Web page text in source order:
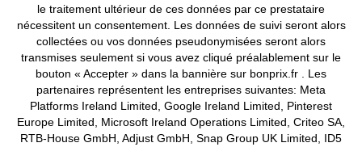
Deutsch Français
le traitement ultérieur de ces données par ce prestataire
nécessitent un consentement. Les données de suivi seront alors
collectées ou vos données pseudonymisées seront alors
transmises seulement si vous avez cliqué préalablement sur le
bouton « Accepter » dans la bannière sur bonprix.fr . Les
partenaires représentent les entreprises suivantes: Meta
Platforms Ireland Limited, Google Ireland Limited, Pinterest
Europe Limited, Microsoft Ireland Operations Limited, Criteo SA,
RTB-House GmbH, Adjust GmbH, Snap Group UK Limited, ID5